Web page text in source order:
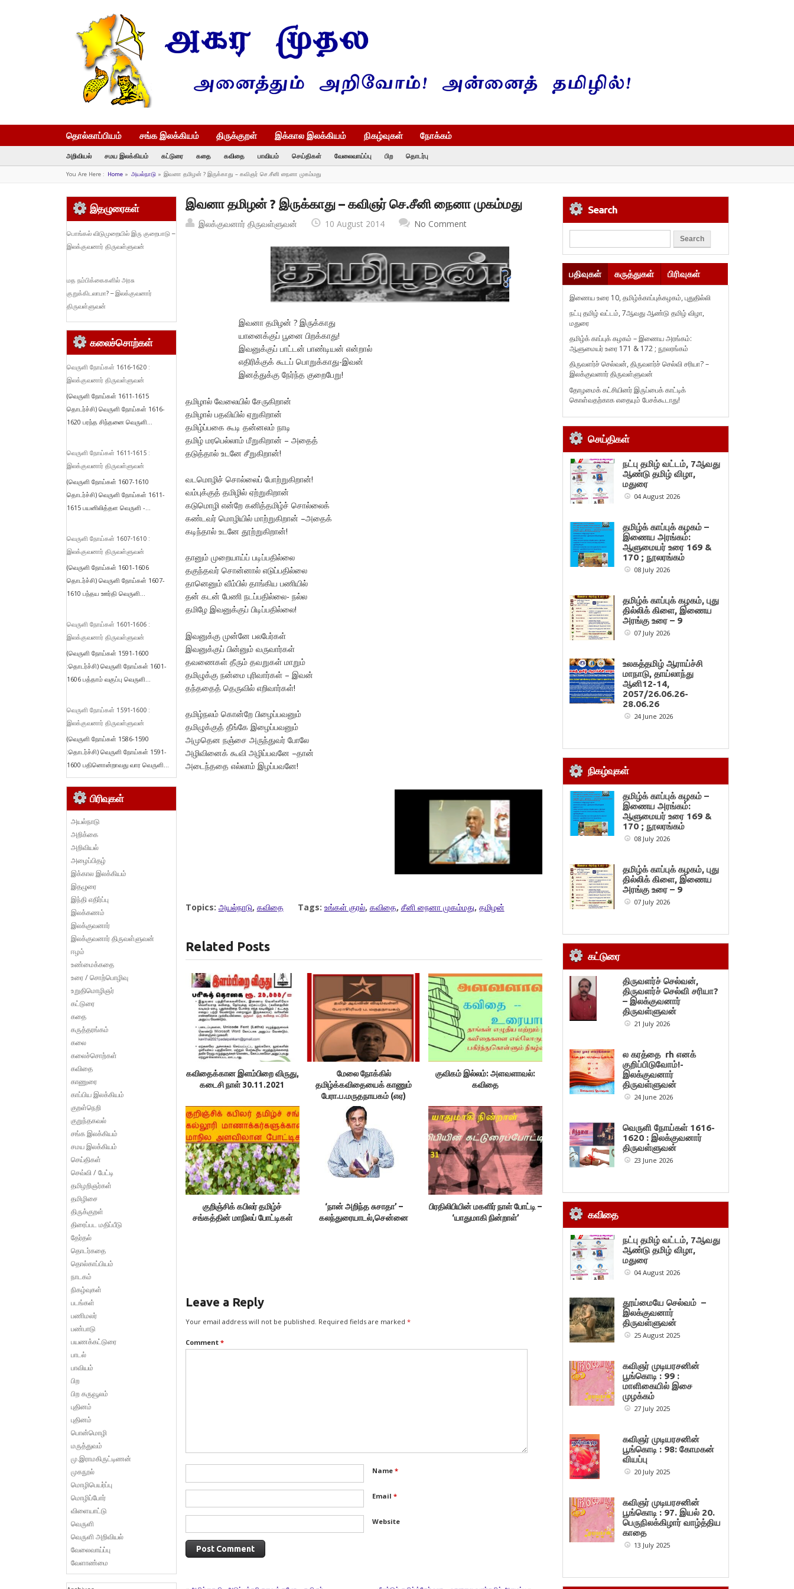
தொல்காப்பியம் சங்க இலக்கியம் திருக்குறள் இக்கால இலக்கியம் நிகழ்வுகள் நோக்கம்
அறிவியல் சமய இலக்கியம் கட்டுரை கதை கவிதை பாவியம் செய்திகள் வேலைவாய்ப்பு பிற தொடர்பு
You Are Here : Home» அயல்நாடு» இவனா தமிழன் ? இருக்காது – கவிஞர் செ.சீனி நைனா முகம்மது
இவனா தமிழன் ? இருக்காது – கவிஞர் செ.சீனி நைனா முகம்மது
இலக்குவனார் திருவள்ளுவன் 10 August 2014 No Comment
இவனா தமிழன் ? இருக்காது
யானைக்குப் பூனை பிறக்காது!
இவனுக்குப் பாட்டன் பாண்டியன் என்றால்
எதிரிக்குக் கூடப் பொறுக்காது-இவன்
இனத்துக்கு நேர்ந்த குறைபேறு!
தமிழால் வேலையில் சேருகிறான்
தமிழால் பதவியில் ஏறுகிறான்
தமிழ்ப்பகை கூடி தன்னலம் நாடி
தமிழ் மரபெல்லாம் மீறுகிறான் – அதைத்
தடுத்தால் உடனே சீறுகிறான்!
வடமொழிச் சொல்லைப் போற்றுகிறான்!
வம்புக்குத் தமிழில் ஏற்றுகிறான்
கடுமொழி என்றே கனித்தமிழ்ச் சொல்லைக்
கண்டவர் மொழியில் மாற்றுகிறான் –அதைக்
கடிந்தால் உடனே தூற்றுகிறான்!
தானும் முறையாய்ப் படிப்பதில்லை
தகுந்தவர் சொன்னால் எடுப்பதில்லை
தானெனும் வீம்பில் தாங்கிய பணியில்
தன் கடன் பேணி நடப்பதில்லை- நல்ல
தமிழே இவனுக்குப் பிடிப்பதில்லை!
இவனுக்கு முன்னே பலபேர்கள்
இவனுக்குப் பின்னும் வருவார்கள்
தவணைகள் தீரும் தவறுகள் மாறும்
தமிழுக்கு நன்மை புரிவார்கள் – இவன்
தந்ததைத் தெருவில் எறிவார்கள்!
தமிழ்நலம் கொன்றே பிழைப்பவனும்
தமிழுக்குத் தீங்கே இழைப்பவனும்
அமுதென நஞ்சை அருந்துவர் போலே
அழிவினைக் கூவி அழிப்பவனே –தான்
அடைந்ததை எல்லாம் இழப்பவனே!
Topics: அயல்நாடு, கவிதை Tags: உங்கள் குரல், கவிதை, சீனி நைனா முகம்மது, தமிழன்
Related Posts
கவிதைக்கான இளம்பிறை விருது,
கடைசி நாள் 30.11.2021
மேலை நோக்கில்
தமிழ்க்கவிதையைக் காணும்
பேரா.ப.மருதநாயகம் (எஏ)
குவிகம் இல்லம்: அளவளாவல்:
கவிதை
குறிஞ்சிக் கபிலர் தமிழ்ச்
சங்கத்தின் மாநிலப் போட்டிகள்
‘நான் அறிந்த சுசாதா’ –
கலந்துரையாடல்,சென்னை
பிரதிலிபியின் மகளிர் நாள் போட்டி –
‘யாதுமாகி நின்றாள்’
Leave a Reply
Your email address will not be published. Required fields are marked *
Comment *
Name *
Email *
Website
இதழுரைகள்
பொங்கல் விடுமுறையில் இரு குறைபாடு –
இலக்குவனார் திருவள்ளுவன்
மத நம்பிக்கைகளில் அரசு
குறுக்கிடலாமா? – இலக்குவனார்
திருவள்ளுவன்
கலைச்சொற்கள்
வெருளி நோய்கள் 1616-1620 :
இலக்குவனார் திருவள்ளுவன்
(வெருளி நோய்கள் 1611-1615
தொடர்ச்சி) வெருளி நோய்கள் 1616-
1620 பரந்த சிந்தனை வெருளி...
வெருளி நோய்கள் 1611-1615 :
இலக்குவனார் திருவள்ளுவன்
(வெருளி நோய்கள் 1607-1610
தொடர்ச்சி) வெருளி நோய்கள் 1611-
1615 பயனிலித்தள வெருளி -...
வெருளி நோய்கள் 1607-1610 :
இலக்குவனார் திருவள்ளுவன்
(வெருளி நோய்கள் 1601-1606
தொடர்ச்சி) வெருளி நோய்கள் 1607-
1610 பந்தய ஊர்தி வெருளி...
வெருளி நோய்கள் 1601-1606 :
இலக்குவனார் திருவள்ளுவன்
(வெருளி நோய்கள் 1591-1600
:தொடர்ச்சி) வெருளி நோய்கள் 1601-
1606 பத்தாம் வகுப்பு வெருளி...
வெருளி நோய்கள் 1591-1600 :
இலக்குவனார் திருவள்ளுவன்
(வெருளி நோய்கள் 1586-1590
:தொடர்ச்சி) வெருளி நோய்கள் 1591-
1600 பதினொன்றாவது வார வெருளி...
பிரிவுகள்
அயல்நாடு
அறிக்கை
அறிவியல்
அழைப்பிதழ்
இக்கால இலக்கியம்
இதழுரை
இந்தி எதிர்ப்பு
இலக்கணம்
இலக்குவனார்
இலக்குவனார் திருவள்ளுவன்
ஈழம்
உண்மைக்கதை
உரை / சொற்பொழிவு
உறுதிமொழிஞர்
கட்டுரை
கதை
கருத்தரங்கம்
கலை
கலைச்சொற்கள்
கவிதை
காணுரை
காப்பிய இலக்கியம்
குறள்நெறி
குறுந்தகவல்
சங்க இலக்கியம்
சமய இலக்கியம்
செய்திகள்
செவ்வி / பேட்டி
தமிழறிஞர்கள்
தமிழிசை
திருக்குறள்
திரைப்பட மதிப்பீடு
தேர்தல்
தொடர்கதை
தொல்காப்பியம்
நாடகம்
நிகழ்வுகள்
படங்கள்
பணிமலர்
பண்பாடு
பயணக்கட்டுரை
பாடல்
பாவியம்
பிற
பிற கருவூலம்
புதினம்
புதினம்
பொன்மொழி
மருத்துவம்
மு.இராமகிருட்டிணன்
முகநூல்
மொழிபெயர்ப்பு
மொழிப்போர்
விளையாட்டு
வெருளி
வெருளி அறிவியல்
வேலைவாய்ப்பு
வேளாண்மை
Search
பதிவுகள் கருத்துகள் பிரிவுகள்
இணைய உரை 10, தமிழ்க்காப்புக்கழகம், புதுதில்லி
நட்பு தமிழ் வட்டம், 7ஆவது ஆண்டு தமிழ் விழா,
மதுரை
தமிழ்க் காப்புக் கழகம் – இணைய அரங்கம்:
ஆளுமையர் உரை 171 & 172 ; நூலரங்கம்
திருவளர்ச் செல்வன், திருவளர்ச் செல்வி சரியா? –
இலக்குவனார் திருவள்ளுவன்
தோழமைக் கட்சியினர் இருப்பைக் காட்டிக்
கொள்வதற்காக எதையும் பேசக்கூடாது!
செய்திகள்
நட்பு தமிழ் வட்டம், 7ஆவது
ஆண்டு தமிழ் விழா,
மதுரை
04 August 2026
தமிழ்க் காப்புக் கழகம் –
இணைய அரங்கம்:
ஆளுமையர் உரை 169 &
170 ; நூலரங்கம்
08 July 2026
தமிழ்க் காப்புக் கழகம், புது
தில்லிக் கிளை, இணைய
அரங்கு உரை – 9
07 July 2026
உலகத்தமிழ் ஆராய்ச்சி
மாநாடு, தாய்லாந்து
ஆனி12-14,
2057/26.06.26-
28.06.26
24 June 2026
நிகழ்வுகள்
தமிழ்க் காப்புக் கழகம் –
இணைய அரங்கம்:
ஆளுமையர் உரை 169 &
170 ; நூலரங்கம்
08 July 2026
தமிழ்க் காப்புக் கழகம், புது
தில்லிக் கிளை, இணைய
அரங்கு உரை – 9
07 July 2026
கட்டுரை
திருவளர்ச் செல்வன்,
திருவளர்ச் செல்வி சரியா?
– இலக்குவனார்
திருவள்ளுவன்
21 July 2026
ல கரத்தை rh எனக்
குறிப்பிடுவோம்!-
இலக்குவனார்
திருவள்ளுவன்
24 June 2026
வெருளி நோய்கள் 1616-
1620 : இலக்குவனார்
திருவள்ளுவன்
23 June 2026
கவிதை
நட்பு தமிழ் வட்டம், 7ஆவது
ஆண்டு தமிழ் விழா,
மதுரை
04 August 2026
தூய்மையே செல்வம் –
இலக்குவனார்
திருவள்ளுவன்
25 August 2025
கவிஞர் முடியரசனின்
பூங்கொடி : 99 :
மாளிகையில் இசை
முழக்கம்
27 July 2025
கவிஞர் முடியரசனின்
பூங்கொடி : 98: கோமகன்
வியப்பு
20 July 2025
கவிஞர் முடியரசனின்
பூங்கொடி : 97. இயல் 20.
பெருநிலக்கிழார் வாழ்த்திய
காதை
13 July 2025